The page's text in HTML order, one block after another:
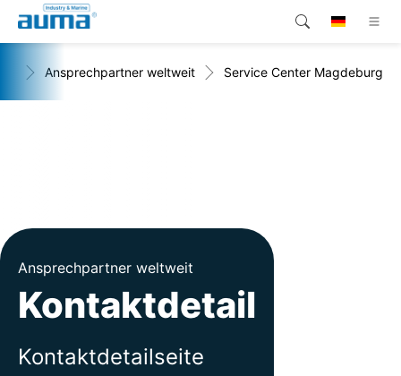
Produkte
Global
Suche
Ansprechpartner weltweit Service Center Magdeburg
Ansprechpartner weltweit
Kontaktdetail
Kontaktdetailseite